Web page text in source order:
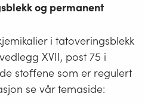
og permanent
i tatoveringsblekk
XVII, post 75 i
stoffene som er regulert
se vår temaside: